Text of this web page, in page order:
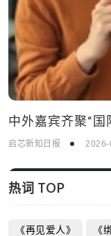
中外嘉宾齐聚“
启芯新知日报 2026-
热词 TOP
《再见爱人》 《